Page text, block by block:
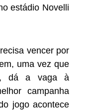
estádio Novelli
vencer por
uma vez que
dá a vaga à
campanha
jogo acontece